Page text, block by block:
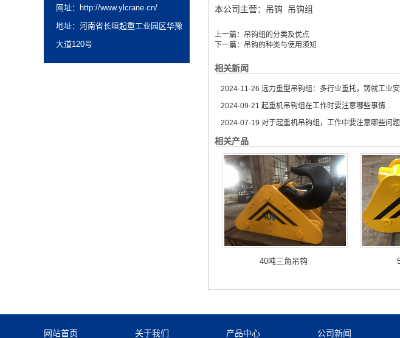
本公司主营：吊钩 吊钩组
上一篇： 吊钩组的分类及优点
下一篇： 吊钩的种类与使用须知
相关新闻
2024-11-26 远力重型吊钩组：多行业重托，铸就工业
2024-09-21 起重机吊钩组在工作时要注意哪些事情...
2024-07-19 对于起重机吊钩组，工作中要注意哪些问
相关产品
40吨三角吊钩
网址：
http://www.ylcrane.cn/
地址：河南省长垣起重工业园区华豫
大道120号
网站首页 关于我们 产品中心 公司新闻